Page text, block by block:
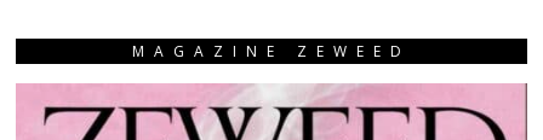
MAGAZINE ZEWEED